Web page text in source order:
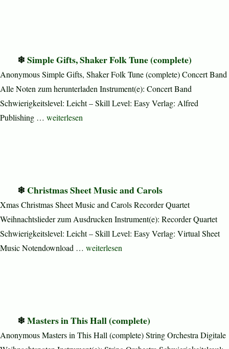
Simple Gifts, Shaker Folk Tune (complete)
Anonymous Simple Gifts, Shaker Folk Tune (complete) Concert Band
Alle Noten zum herunterladen Instrument(e): Concert Band
Schwierigkeitslevel: Leicht – Skill Level: Easy Verlag: Alfred
Publishing … „Simple Gifts, Shaker Folk Tune (complete)“
weiterlesen
Christmas Sheet Music and Carols
Xmas Christmas Sheet Music and Carols Recorder Quartet
Weihnachtslieder zum Ausdrucken Instrument(e): Recorder Quartet
Schwierigkeitslevel: Leicht – Skill Level: Easy Verlag: Virtual Sheet
Music Notendownload … „Christmas Sheet Music and Carols“
weiterlesen
Masters in This Hall (complete)
Anonymous Masters in This Hall (complete) String Orchestra Digitale